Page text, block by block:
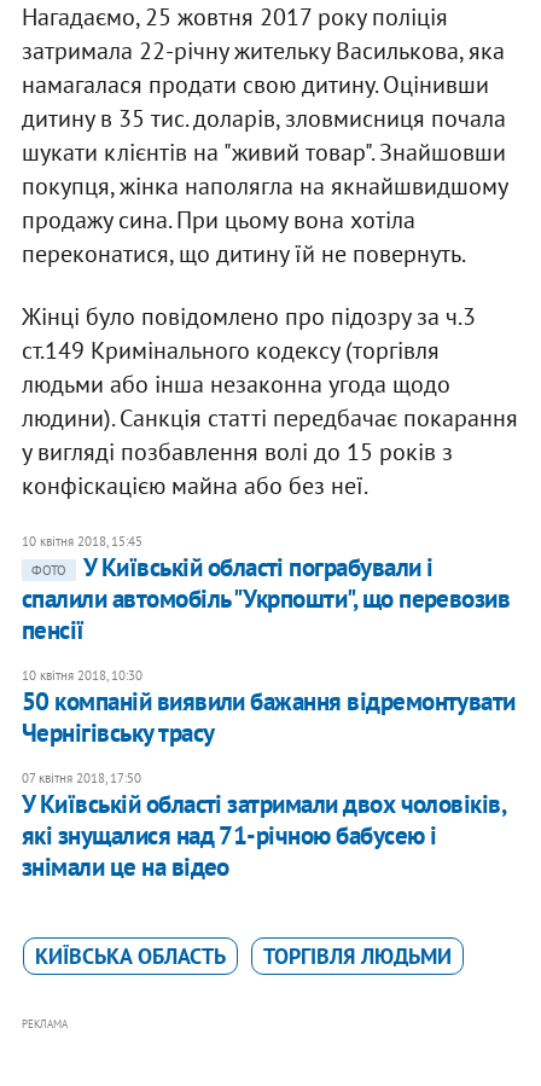
Нагадаємо, 25 жовтня 2017 року поліція
затримала 22-річну жительку Василькова, яка
намагалася продати свою дитину. Оцінивши
дитину в 35 тис. доларів, зловмисниця почала
шукати клієнтів на "живий товар". Знайшовши
покупця, жінка наполягла на якнайшвидшому
продажу сина. При цьому вона хотіла
переконатися, що дитину їй не повернуть.
Жінці було повідомлено про підозру за ч.3
ст.149 Кримінального кодексу (торгівля
людьми або інша незаконна угода щодо
людини). Санкція статті передбачає покарання
у вигляді позбавлення волі до 15 років з
конфіскацією майна або без неї.
10 квітня 2018, 15:45
ФОТО
У Київській області пограбували і
спалили автомобіль "Укрпошти", що перевозив
пенсії
10 квітня 2018, 10:30
50 компаній виявили бажання відремонтувати
Чернігівську трасу
07 квітня 2018, 17:50
​У Київській області затримали двох чоловіків,
які знущалися над 71-річною бабусею і
знімали це на відео
КИЇВСЬКА ОБЛАСТЬ ТОРГІВЛЯ ЛЮДЬМИ
РЕКЛАМА